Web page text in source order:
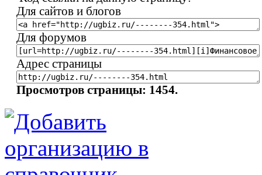
Для сайтов и блогов
Для форумов
Адрес страницы
Просмотров страницы: 1454.